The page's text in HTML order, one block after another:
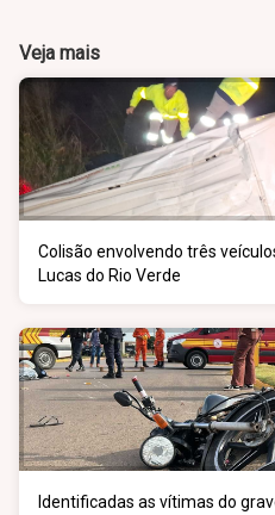
Veja mais
Colisão envolvendo três
Lucas do Rio Verde
Identificadas as vítimas do